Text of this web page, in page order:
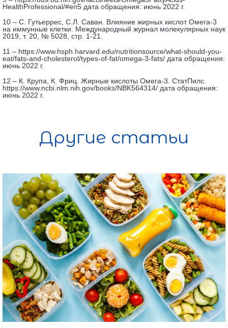
HealthProfessional/#en5 дата обращения: июнь 2022 г.
10 – С. Гутьеррес, С.Л. Саван. Влияние жирных кислот Омега-3
на иммунные клетки. Международный журнал молекулярных наук
2019, т. 20, № 5028, стр. 1-21.
11 – https://www.hsph.harvard.edu/nutritionsource/what-should-you-
eat/fats-and-cholesterol/types-of-fat/omega-3-fats/ дата обращения:
июнь 2022 г.
12 – К. Крупа, К. Фриц. Жирные кислоты Омега-3. СтатПилс.
https://www.ncbi.nlm.nih.gov/books/NBK564314/ дата обращения:
июнь 2022 г.
Другие статьи